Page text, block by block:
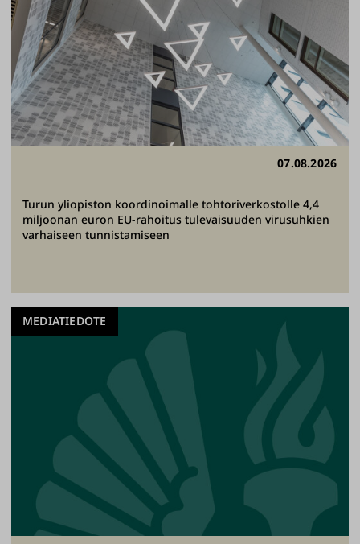
07.08.2026
Turun yliopiston koordinoimalle tohtoriverkostolle 4,4
miljoonan euron EU-rahoitus tulevaisuuden virusuhkien
varhaiseen tunnistamiseen
MEDIATIEDOTE